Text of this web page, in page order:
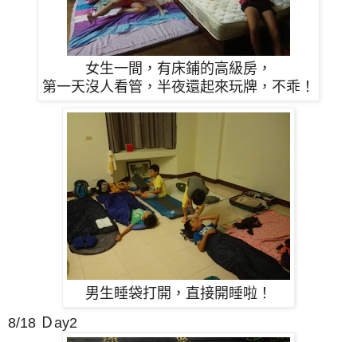
女生一間，有床鋪的高級房，
第一天沒人看管，半夜還起來玩牌，不乖！
男生睡袋打開，直接開睡啦！
8/18 Ｄay2